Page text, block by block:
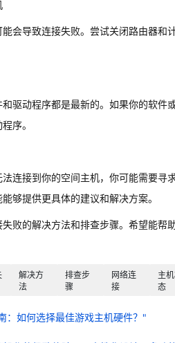
会导致连接失败。尝试关闭路由器
驱动程序都是最新的。如果你的软
序。
连接到你的空间主机，你可能需要
够提供更具体的建议和解决方案。
败的解决方法和排查步骤。希望能帮
解决方
法
排查步
骤
网络连
接
主
态
：如何选择最佳游戏主机硬件？"